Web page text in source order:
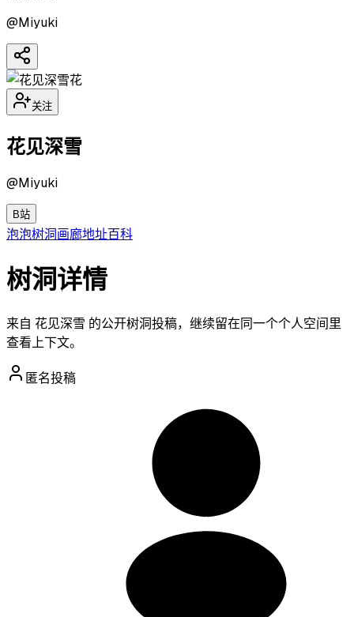
@Miyuki
花
关注
花见深雪
@Miyuki
B站
泡泡树洞画廊地址百科
树洞详情
来自 花见深雪 的公开树洞投稿，继续留在同一个个人空间里
查看上下文。
匿名投稿